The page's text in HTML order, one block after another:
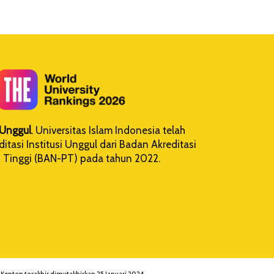
. Universitas Islam Indonesia telah
Institusi Unggul dari Badan Akreditasi
Tinggi (BAN-PT) pada tahun 2022.